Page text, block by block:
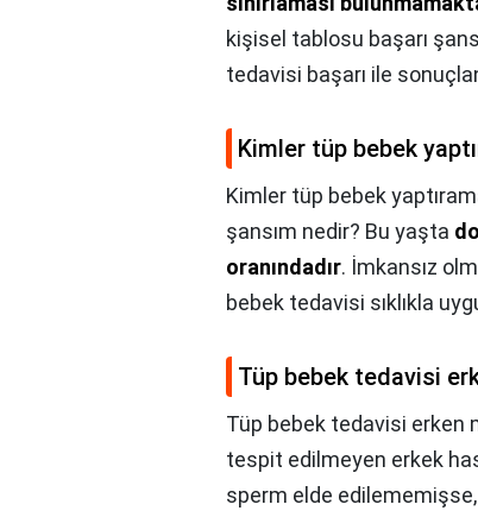
kişisel tablosu başarı
tedavisi başarı ile
Kimler tüp bebek
Kimler tüp bebek
şansım nedir? Bu yaşta
oranındadır. İmkansız
bebek tedavisi sıklıkla
Tüp bebek tedavisi
Tüp bebek tedavisi erken
tespit edilmeyen erkek
sperm elde edilememişse,